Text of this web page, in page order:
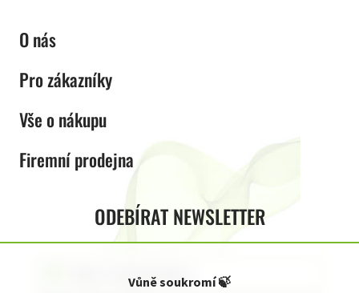
Vůně soukromí🍃
O nás
Pro zákazníky
Vše o nákupu
Firemní prodejna
ODEBÍRAT NEWSLETTER